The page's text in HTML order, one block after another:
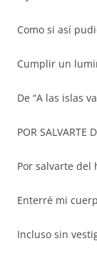
Como si así
Cumplir un
De “A las islas
POR SALVARTE
Por salvarte del
Enterré mi
Incluso sin